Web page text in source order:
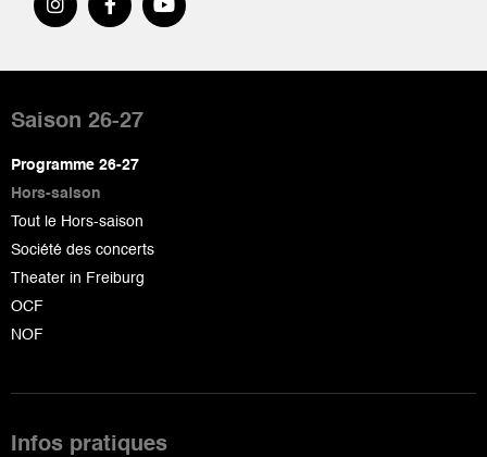
de
page
Saison 26-27
Programme 26-27
Hors-saison
Tout le Hors-saison
Société des concerts
Theater in Freiburg
OCF
NOF
Infos pratiques